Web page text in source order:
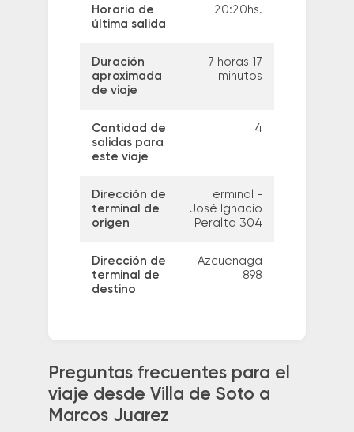
Horario de
última salida
20:20hs.
Duración
aproximada
de viaje
7 horas 17
minutos
Cantidad de
salidas para
este viaje
4
Dirección de
terminal de
origen
Terminal -
José Ignacio
Peralta 304
Dirección de
terminal de
destino
Azcuenaga
898
Preguntas frecuentes para el
viaje desde Villa de Soto a
Marcos Juarez